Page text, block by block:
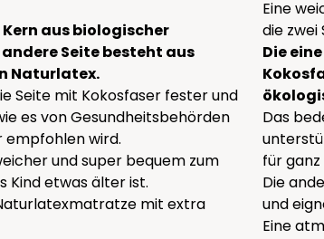
aus biologischer
Seite besteht aus
Naturlatex.
Seite mit Kokosfaser fester und
es von Gesundheitsbehörden
empfohlen wird.
und super bequem zum
Kind etwas älter ist.
mit extra
Eine
die zwei
Die
Das
für
Die
und
Eine